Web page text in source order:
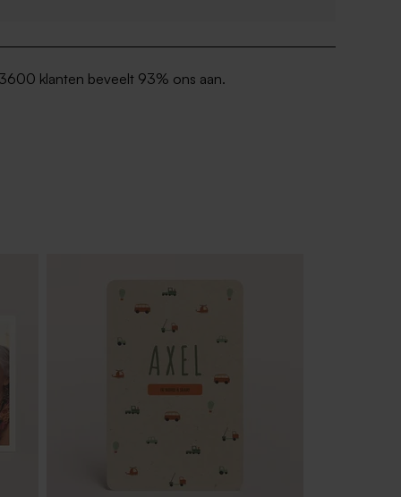
klanten beveelt 93% ons aan.